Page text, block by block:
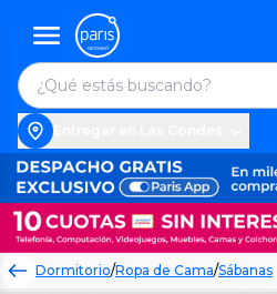
Dormitorio/Ropa de Cama/Sábanas